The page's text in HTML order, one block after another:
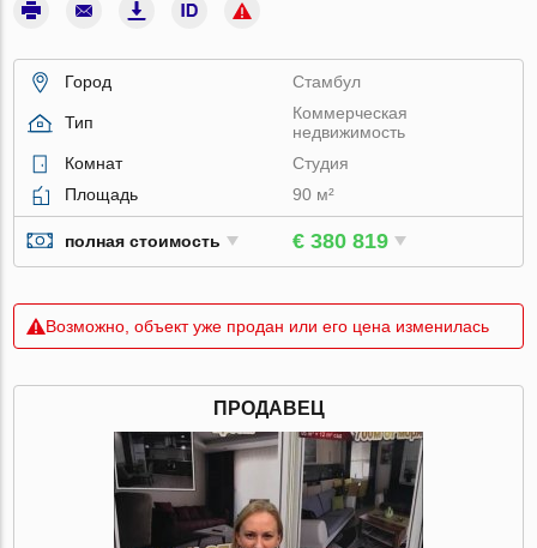
Город Стамбул
Тип
Коммерческая
недвижимость
Комнат
Студия
Площадь
90 м²
полная стоимость € 380 819
Возможно, объект уже продан или его цена изменилась
ПРОДАВЕЦ